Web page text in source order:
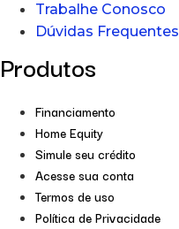
Trabalhe Conosco
Dúvidas Frequentes
Produtos
Financiamento
Home Equity
Simule seu crédito
Acesse sua conta
Termos de uso
Política de Privacidade